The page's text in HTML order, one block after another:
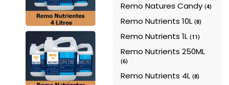
Remo Natures Candy(4)
Remo Nutrients 10L(8)
Remo Nutrients 1L(11)
Remo Nutrients 250ML
(6)
Remo Nutrients 4L(8)